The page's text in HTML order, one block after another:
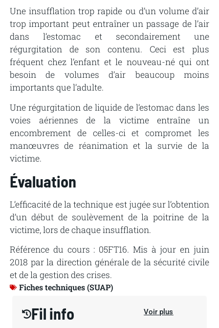
Une insufflation trop rapide ou d’un volume d’air
trop important peut entraîner un passage de l’air
dans
l’estomac et secondairement
une
régurgitation
de son contenu. Ceci est
plus
fréquent chez l’enfant et le nouveau-né qui ont
besoin
de volumes d’air beaucoup
moins
importants quel’adulte.
Une régurgitation de liquide de l’estomac dans les
voies aériennes de la victime entraîne un
encombrement de celles-ci et compromet les
manœuvres de réanimation et la survie de la
victime.
Évaluation
L’efficacité de la technique est jugée sur l’obtention
d’un début de soulèvement de la poitrine de la
victime,lors de chaque insufflation.
Référence du cours : 05FT16. Mis à jour en juin
2018 par la direction générale de la sécurité civile
et de la gestion des crises.
Fiches techniques (SUAP)
Fil info Voir plus